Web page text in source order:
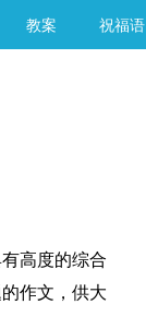
教案 祝福语
高度的综合
作文，供大